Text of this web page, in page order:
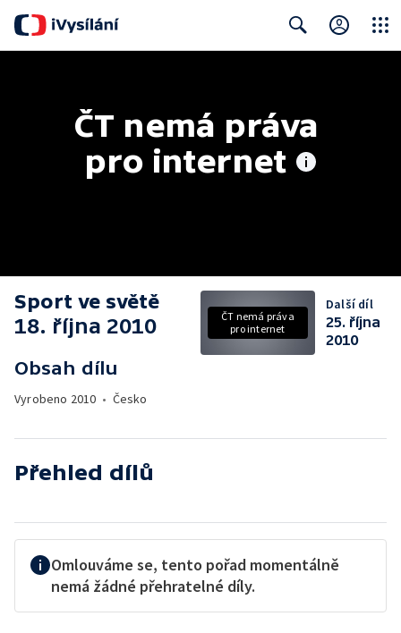
ČT nemá práva
pro internet
Sport ve světě
18. října 2010
Obsah dílu
Vyrobeno 2010 • Česko
ČT nemá práva
pro internet
Další díl
25. října
2010
Přehled dílů
Omlouváme se, tento pořad momentálně
nemá žádné přehratelné díly.